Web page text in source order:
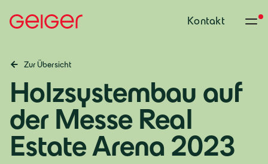
Kontakt
Zur Übersicht
Holzsystembau auf
der Messe Real
Estate Arena 2023